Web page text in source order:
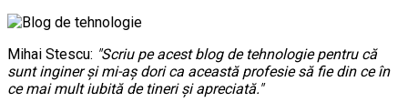
Mihai Stescu: "Scriu pe acest blog de tehnologie pentru că
sunt inginer și mi-aș dori ca această profesie să fie din ce în
ce mai mult iubită de tineri și apreciată."